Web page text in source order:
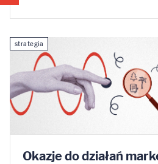
strategia
Okazje do działań